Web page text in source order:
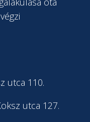
utca 110.
utca 127.